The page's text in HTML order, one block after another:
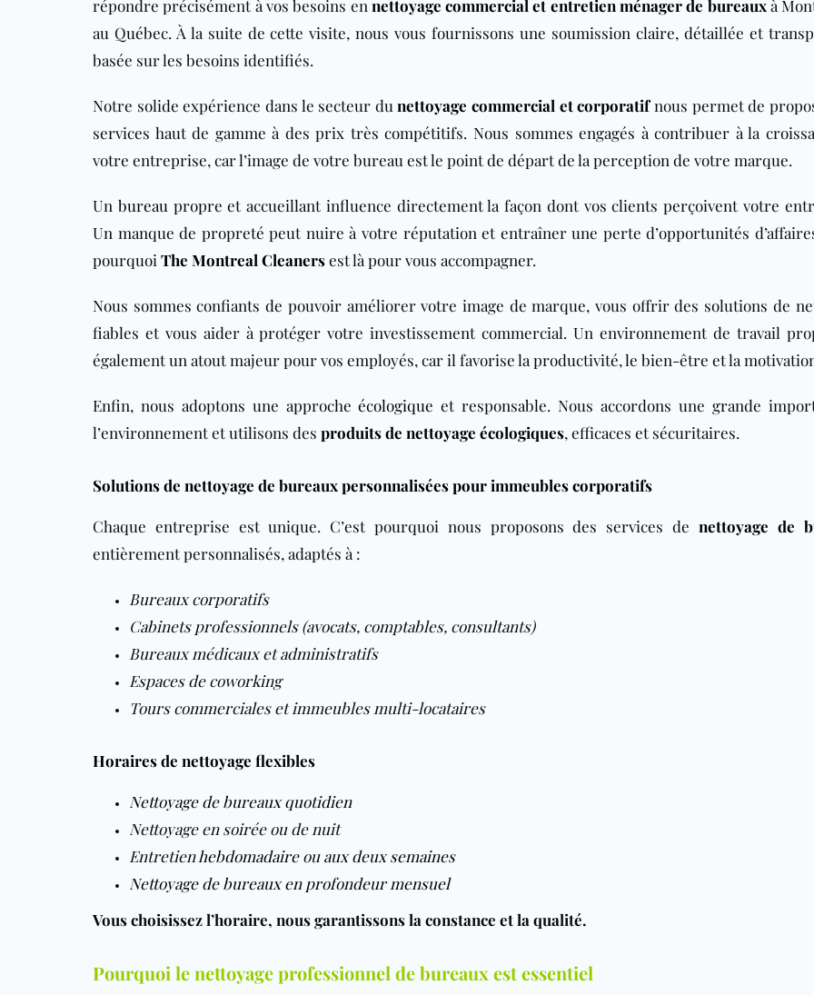
répondre précisément à vos besoins en nettoyage commercial et entretien ménager de bureauxà
au Québec. À la suite de cette visite, nous vous fournissons une soumission claire, détaillée et
basée sur les besoins identifiés.
Notre solide expérience dans le secteur dunettoyage commercial et corporatifnous permet de
services haut de gamme à des prix très compétitifs. Nous sommes engagés à contribuer à la
votre entreprise, car l’image de votre bureau est le point de départ de la perception de votre marque.
Un bureau propre et accueillant influence directement la façon dont vos clients perçoivent votre
Un manque de propreté peut nuire à votre réputation et entraîner une perte d’opportunités
pourquoi The Montreal Cleanersest là pour vous accompagner.
Nous sommes confiants de pouvoir améliorer votre image de marque, vous offrir des solutions de
fiables et vous aider à protéger votre investissement commercial. Un environnement de travail
également un atout majeur pour vos employés, car il favorise la productivité, le bien-être et la
Enfin, nous adoptons une approcheécologique et responsable. Nous accordons une grande
l’environnement et utilisons des produits de nettoyage écologiques, efficaces et sécuritaires.
Solutions de nettoyage de bureaux personnalisées pour immeubles corporatifs
Chaque entreprise est unique. C’est pourquoi nous proposons des services de nettoyage de
entièrement personnalisés, adaptés à :
Bureaux corporatifs
Cabinets professionnels (avocats, comptables, consultants)
Bureaux médicaux et administratifs
Espaces de coworking
Tours commerciales et immeubles multi-locataires
Horaires de nettoyage flexibles
Nettoyage de bureaux quotidien
Nettoyage en soirée ou de nuit
Entretienhebdomadaireouaux deux semaines
Nettoyage de bureaux en profondeur mensuel
Vous choisissez l’horaire, nous garantissons la constance et la qualité.
Pourquoi le nettoyage professionnel de bureaux est essentiel